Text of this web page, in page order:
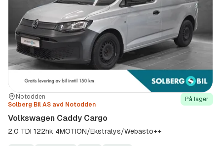
Sted:Notodden
Forhandler:
Solberg Bil AS avd Notodden
På lager
Volkswagen Caddy Cargo
2,0 TDI 122hk 4MOTION/Ekstralys/Webasto++